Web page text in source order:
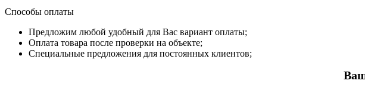
Способы оплаты
Предложим любой удобный для Вас вариант оплаты;
Оплата товара после проверки на объекте;
Специальные предложения для постоянных клиентов;